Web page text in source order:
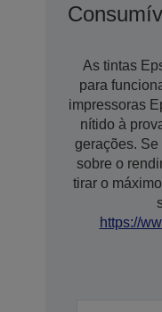
As tintas
para
impressoras
nítido à
gerações.
sobre o
tirar o
https://